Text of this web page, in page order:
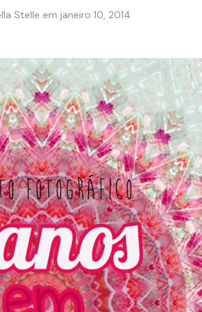
Stelle em janeiro 10, 2014